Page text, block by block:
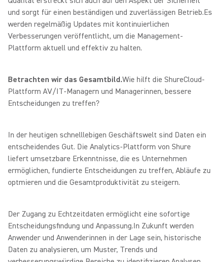
und sorgt für einen beständigen und zuverlässigen Betrieb.Es
werden regelmäßig Updates mit kontinuierlichen
Verbesserungen veröffentlicht, um die Management-
Plattform aktuell und effektiv zu halten.
Betrachten wir das Gesamtbild.Wie hilft die ShureCloud-
Plattform AV/IT-Managern und Managerinnen, bessere
Entscheidungen zu treffen?
In der heutigen schnelllebigen Geschäftswelt sind Daten ein
entscheidendes Gut. Die Analytics-Plattform von Shure
liefert umsetzbare Erkenntnisse, die es Unternehmen
ermöglichen, fundierte Entscheidungen zu treffen, Abläufe zu
optmieren und die Gesamtproduktivität zu steigern.
Der Zugang zu Echtzeitdaten ermöglicht eine sofortige
Entscheidungsfindung und Anpassung.In Zukunft werden
Anwender und Anwenderinnen in der Lage sein, historische
Daten zu analysieren, um Muster, Trends und